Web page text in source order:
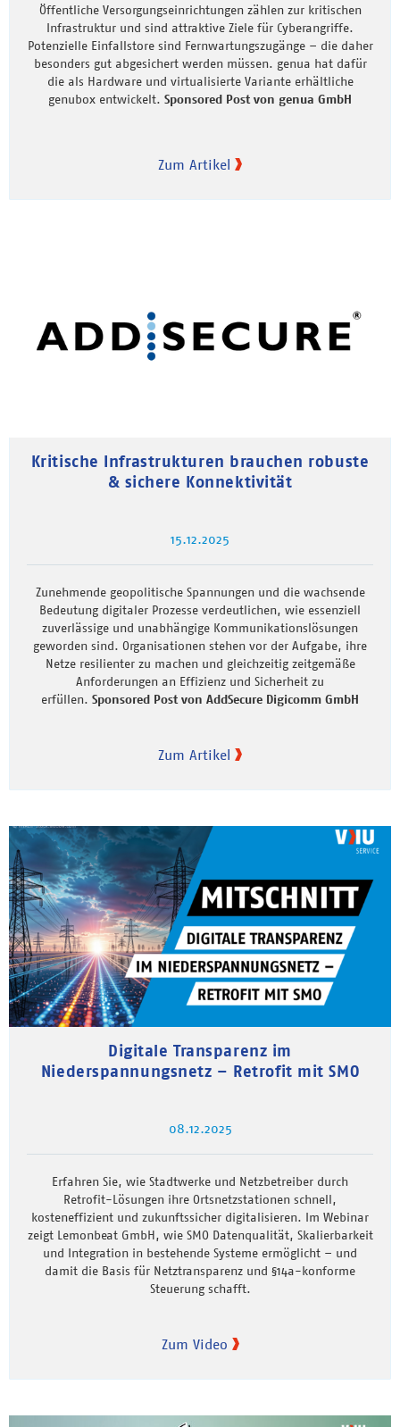
Öffentliche Versorgungseinrichtungen zählen zur kritischen
Infrastruktur und sind attraktive Ziele für Cyberangriffe.
Potenzielle Einfallstore sind Fernwartungszugänge – die daher
besonders gut abgesichert werden müssen. genua hat dafür
die als Hardware und virtualisierte Variante erhältliche
genubox entwickelt. Sponsored Post von genua GmbH
Zum Artikel
Kritische Infrastrukturen brauchen robuste
& sichere Konnektivität
15.12.2025
Zunehmende geopolitische Spannungen und die wachsende
Bedeutung digitaler Prozesse verdeutlichen, wie essenziell
zuverlässige und unabhängige Kommunikationslösungen
geworden sind. Organisationen stehen vor der Aufgabe, ihre
Netze resilienter zu machen und gleichzeitig zeitgemäße
Anforderungen an Effizienz und Sicherheit zu
erfüllen. Sponsored Post von AddSecure Digicomm GmbH
Zum Artikel
Digitale Transparenz im
Niederspannungsnetz – Retrofit mit SMO
08.12.2025
Erfahren Sie, wie Stadtwerke und Netzbetreiber durch
Retrofit-Lösungen ihre Ortsnetzstationen schnell,
kosteneffizient und zukunftssicher digitalisieren. Im Webinar
zeigt Lemonbeat GmbH, wie SMO Datenqualität, Skalierbarkeit
und Integration in bestehende Systeme ermöglicht – und
damit die Basis für Netztransparenz und §14a-konforme
Steuerung schafft.
Zum Video